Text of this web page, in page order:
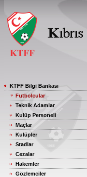
KTFF Bilgi Bankası
Futbolcular
Teknik Adamlar
Kulüp Personeli
Maçlar
Kulüpler
Stadlar
Cezalar
Hakemler
Gözlemciler